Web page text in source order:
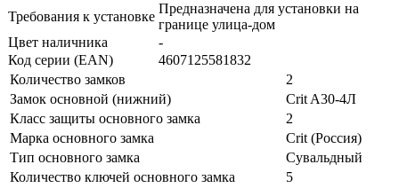
Требования к установке
Предназначена для установки на
границе улица-дом
Цвет наличника
-
Код серии (EAN)
4607125581832
Количество замков
2
Замок основной (нижний)
Crit A30-4Л
Класс защиты основного замка
2
Марка основного замка
Crit (Россия)
Тип основного замка
Сувальдный
Количество ключей основного замка
5